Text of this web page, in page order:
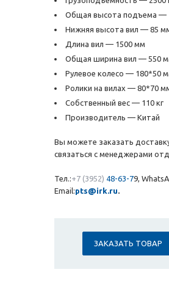
Общая высота подъема —
Нижняя высота вил — 85
Длина вил — 1500 мм
Общая ширина вил — 550
Рулевое колесо — 180*50
Ролики на вилах — 80*70
Собственный вес — 110 кг
Производитель — Китай
Вы можете заказать
связаться с менеджерами
Тел.:+7 (3952) 48-63-79,
Email:pts@irk.ru.
ЗАКАЗАТЬ ТОВАР